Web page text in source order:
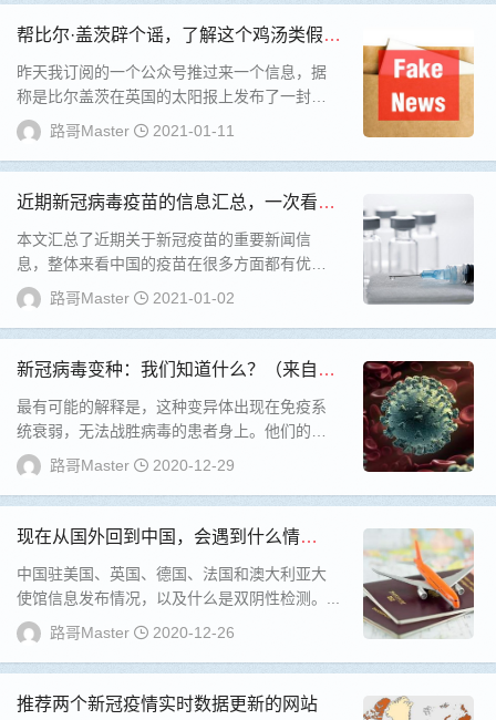
帮比尔·盖茨辟个谣，了解这个鸡汤类假新
闻！
昨天我订阅的一个公众号推过来一个信息，据
称是比尔盖茨在英国的太阳报上发布了一封公
开信，称这次新冠病毒是一次“伟大的纠错”。...
路哥Master 2021-01-11
近期新冠病毒疫苗的信息汇总，一次看
全！
本文汇总了近期关于新冠疫苗的重要新闻信
息，整体来看中国的疫苗在很多方面都有优
势，在2021年会在国内实施免费接种。...
路哥Master 2021-01-02
新冠病毒变种：我们知道什么？（来自B
BC官网）
最有可能的解释是，这种变异体出现在免疫系
统衰弱，无法战胜病毒的患者身上。他们的身
体反而成了病毒变异的温床。...
路哥Master 2020-12-29
现在从国外回到中国，会遇到什么情
况。。。
中国驻美国、英国、德国、法国和澳大利亚大
使馆信息发布情况，以及什么是双阴性检测。...
路哥Master
2020-12-26
推荐两个新冠疫情实时数据更新的网站